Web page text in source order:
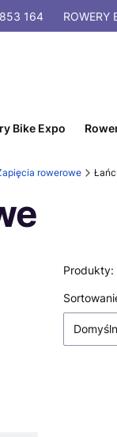
164 ROWERY
Bike Expo
rowerowe
Produkty:
Lista